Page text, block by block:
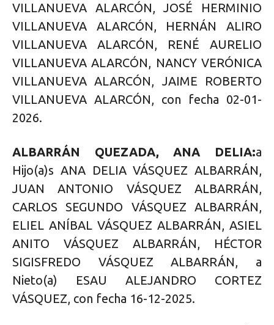
VILLANUEVA ALARCÓN, JOSÉ HERMINIO
VILLANUEVA ALARCÓN, HERNÁN ALIRO
VILLANUEVA ALARCÓN, RENÉ AURELIO
VILLANUEVA ALARCÓN, NANCY VERÓNICA
VILLANUEVA ALARCÓN, JAIME ROBERTO
VILLANUEVA ALARCÓN, con fecha 02-01-
2026.
ALBARRÁN QUEZADA, ANA DELIA:a
Hijo(a)s ANA DELIA VÁSQUEZ ALBARRÁN,
JUAN ANTONIO VÁSQUEZ ALBARRÁN,
CARLOS SEGUNDO VÁSQUEZ ALBARRÁN,
ELIEL ANÍBAL VÁSQUEZ ALBARRÁN, ASIEL
ANITO VÁSQUEZ ALBARRÁN, HÉCTOR
SIGISFREDO VÁSQUEZ ALBARRÁN, a
Nieto(a) ESAU ALEJANDRO CORTEZ
VÁSQUEZ, con fecha 16-12-2025.